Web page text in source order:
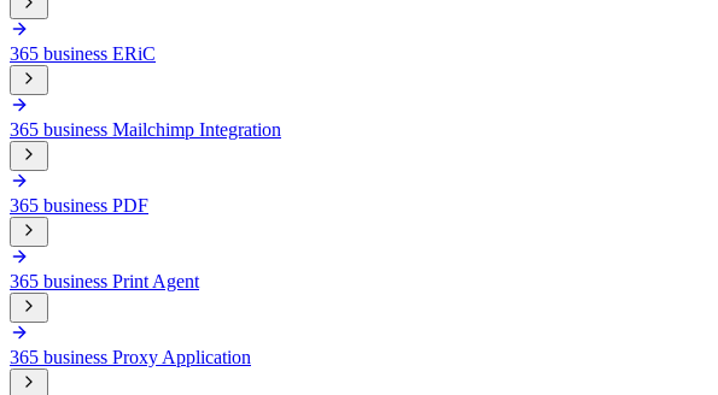
365 business ERiC
365 business Mailchimp Integration
365 business PDF
365 business Print Agent
365 business Proxy Application